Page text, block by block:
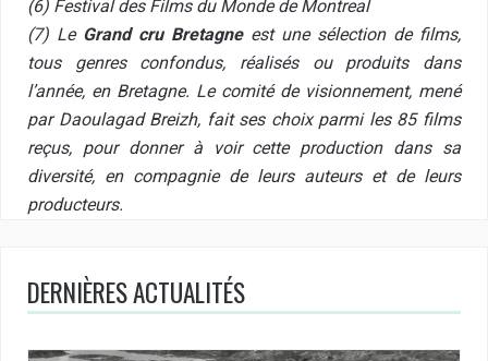
(6) Festival des Films du Monde de Montreal
(7) Le Grand cru Bretagne est une sélection de films,
tous genres confondus, réalisés ou produits dans
l’année, en Bretagne. Le comité de visionnement, mené
par Daoulagad Breizh, fait ses choix parmi les 85 films
reçus, pour donner à voir cette production dans sa
diversité, en compagnie de leurs auteurs et de leurs
producteurs.
DERNIÈRES ACTUALITÉS